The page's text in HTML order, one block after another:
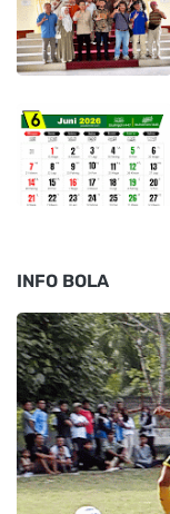
INFO BOLA